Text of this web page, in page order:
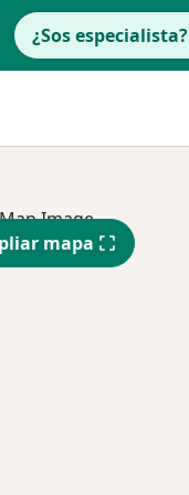
¿Sos especialista?
mapa